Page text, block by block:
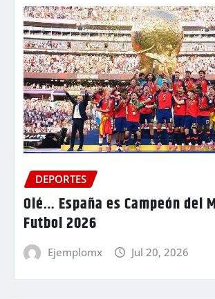
DEPORTES
Olé… España es Campeón del
Futbol 2026
Ejemplomx Jul 20, 2026